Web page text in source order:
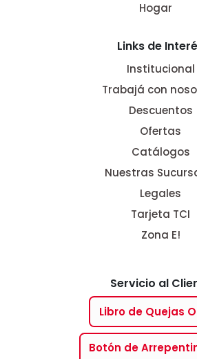
Hogar
Links de
Institucional
Trabajá con
Descuentos
Ofertas
Catálogos
Nuestras
Legales
Tarjeta TCI
Zona E!
Servicio al
Libro de Quejas
Botón de